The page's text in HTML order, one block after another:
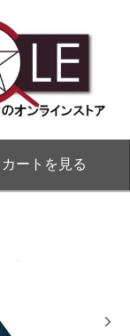
カートを見る